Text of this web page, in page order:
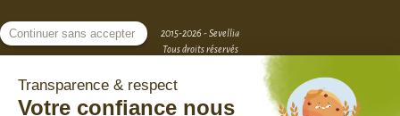
2015-2026 - Sevellia
Tous droits réservés